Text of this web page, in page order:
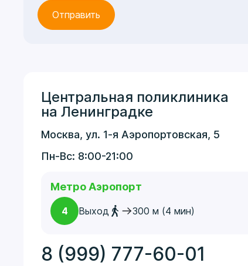
Центральная поликлиника
на Ленинградке
Москва, ул. 1-я Аэропортовская, 5
Пн-Вс: 8:00-21:00
Метро Аэропорт
4 Выход 300 м (4 мин)
8 (999) 777-60-01